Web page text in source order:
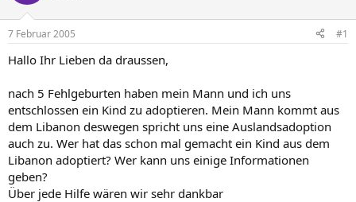
l
e
r
t
a
7 Februar 2005 #1
Hallo Ihr Lieben da draussen,
nach 5 Fehlgeburten haben mein Mann und ich uns
entschlossen ein Kind zu adoptieren. Mein Mann kommt aus
dem Libanon deswegen spricht uns eine Auslandsadoption
auch zu. Wer hat das schon mal gemacht ein Kind aus dem
Libanon adoptiert? Wer kann uns einige Informationen
geben?
Über jede Hilfe wären wir sehr dankbar